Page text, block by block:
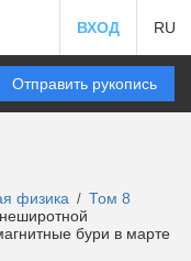
ВХОД RU
Отправить рукопись
физика / Том 8
бури в марте